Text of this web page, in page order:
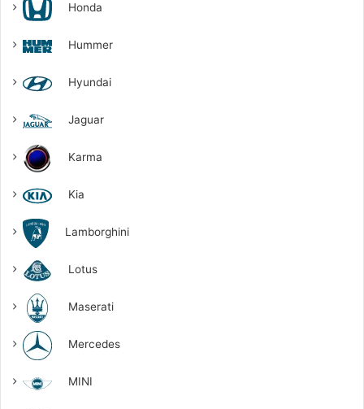
Honda
Hummer
Hyundai
Jaguar
Karma
Kia
Lamborghini
Lotus
Maserati
Mercedes
MINI